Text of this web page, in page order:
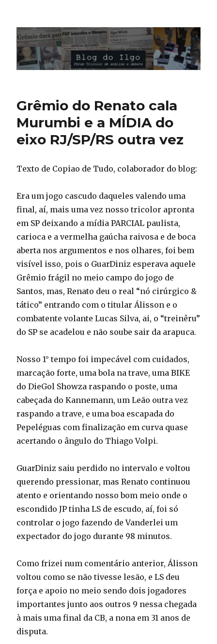
Blog do Ilgo Wink
Grêmio do Renato cala
Murumbi e a MÍDIA do
eixo RJ/SP/RS outra vez
Texto de Copiao de Tudo, colaborador do blog:
Era um jogo cascudo daqueles valendo uma
final, aí, mais uma vez nosso tricolor apronta
em SP deixando a mídia PARCIAL paulista,
carioca e a vermelha gaúcha raivosa e de boca
aberta nos argumentos e nos olhares, foi bem
visível isso, pois o GuarDiniz esperava aquele
Grêmio frágil no meio campo do jogo de
Santos, mas, Renato deu o real “nó cirúrgico &
tático” entrando com o titular Álisson e o
combatente volante Lucas Silva, ai, o “treinêru”
do SP se acadelou e não soube sair da arapuca.
Nosso 1° tempo foi impecável com cuidados,
marcação forte, uma bola na trave, uma BIKE
do DieGol Showza raspando o poste, uma
cabeçada do Kannemann, um Leão outra vez
raspando a trave, e uma boa escapada do
Pepeléguas com finalização em curva quase
acertando o ângulo do Thiago Volpi.
GuarDiniz saiu perdido no intervalo e voltou
querendo pressionar, mas Renato continuou
atento e orientando nosso bom meio onde o
escondido JP tinha LS de escudo, aí, foi só
controlar o jogo fazendo de Vanderlei um
expectador do jogo durante 98 minutos.
Como frizei num comentário anterior, Álisson
voltou como se não tivesse lesão, e LS deu
força e apoio no meio sendo dois jogadores
importantes junto aos outros 9 nessa chegada
à mais uma final da CB, a nona em 31 anos de
disputa.